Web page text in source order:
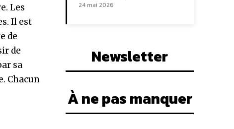
Les
Il est
de
de
sa
Chacun
24 mai 2026
Newsletter
À ne pas manquer